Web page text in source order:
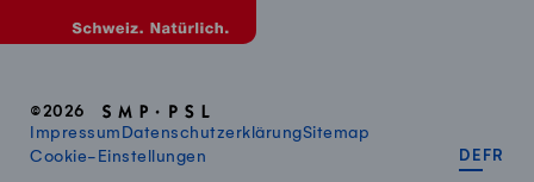
©2026
Impressum DatenschutzerklärungSitemap
Cookie-Einstellungen
DE FR